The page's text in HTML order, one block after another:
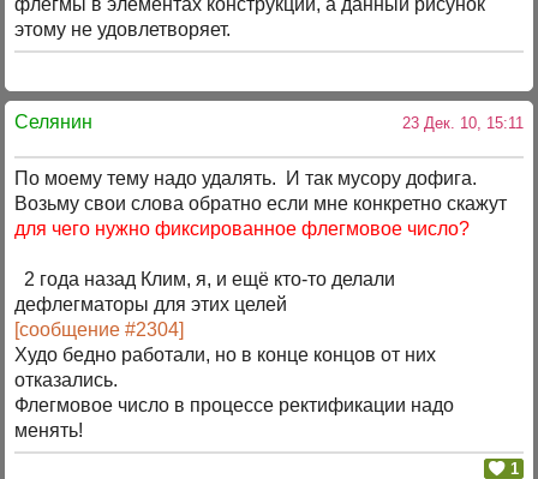
флегмы в элементах конструкции, а данный рисунок
этому не удовлетворяет.
Селянин 23 Дек. 10, 15:11
По моему тему надо удалять. И так мусору дофига.
Возьму свои слова обратно если мне конкретно скажут
для чего нужно фиксированное флегмовое число?
2 года назад Клим, я, и ещё кто-то делали
дефлегматоры для этих целей
[сообщение #2304]
Худо бедно работали, но в конце концов от них
отказались.
Флегмовое число в процессе ректификации надо
менять!
1